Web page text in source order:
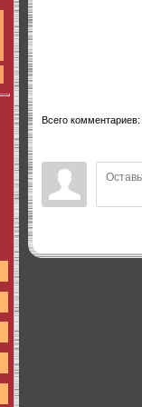
Всего комментариев: